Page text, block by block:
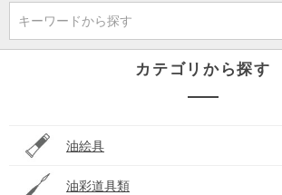
キーワードから探す
カテゴリから探す
油絵具
油彩道具類